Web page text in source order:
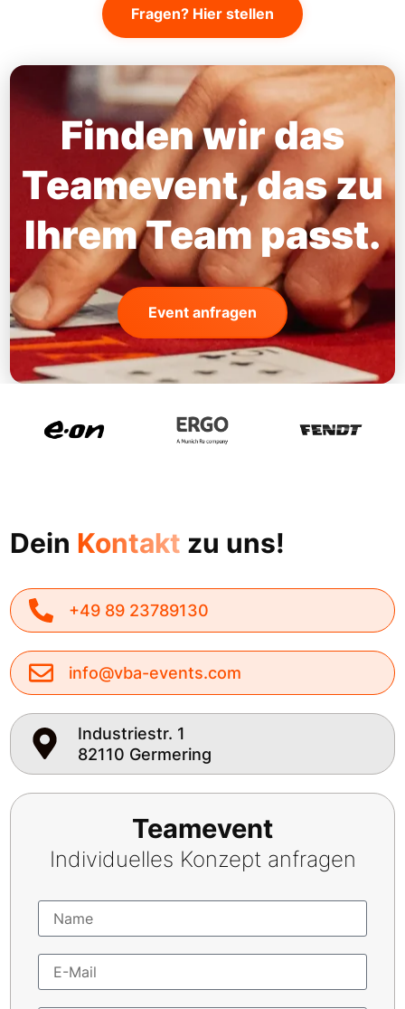
Fragen? Hier stellen
Finden wir das
Teamevent, das zu
Ihrem Team passt.
Event anfragen
Dein Kontakt zu uns!
+49 89 23789130
info@vba-events.com
Industriestr. 1
82110 Germering
Teamevent
Individuelles Konzept anfragen